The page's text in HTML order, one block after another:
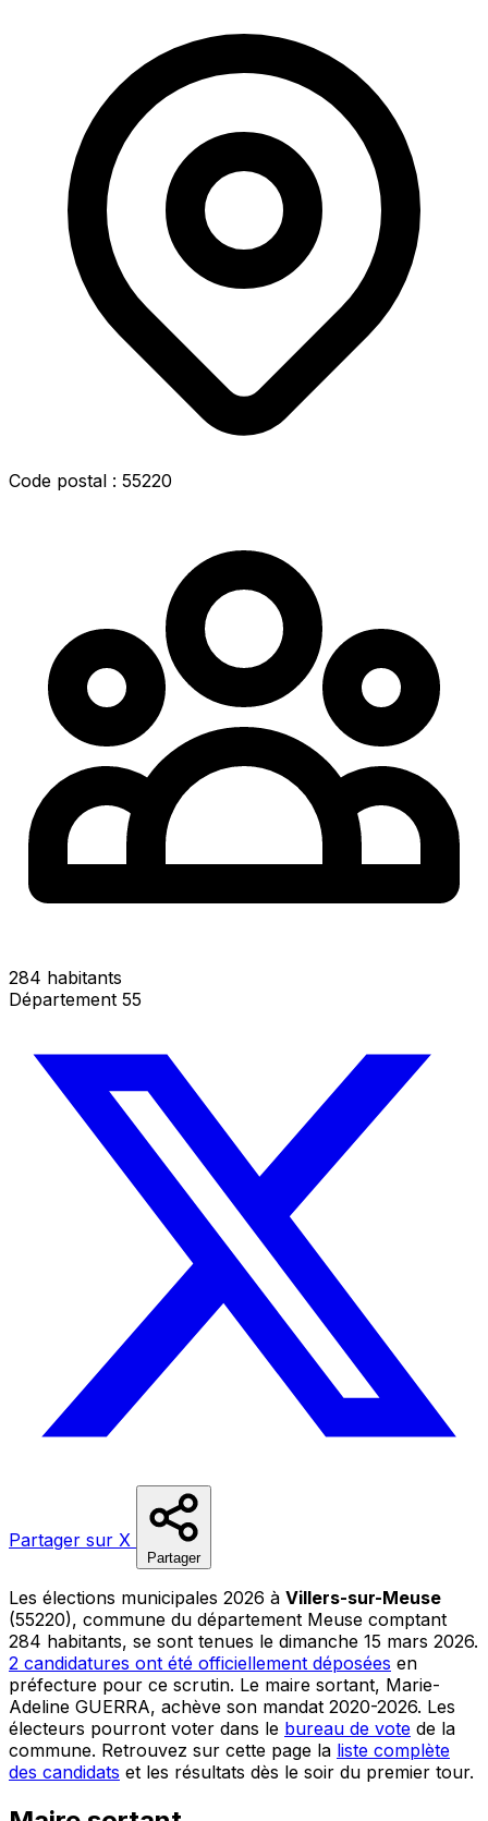
Code postal : 55220
284 habitants
Département 55
Partager sur X
Partager
Les élections municipales 2026 à Villers-sur-Meuse
(55220), commune du département Meuse comptant
284 habitants, se sont tenues le dimanche 15 mars 2026.
2 candidatures ont été officiellement déposées en
préfecture pour ce scrutin. Le maire sortant, Marie-
Adeline GUERRA, achève son mandat 2020-2026. Les
électeurs pourront voter dans le bureau de vote de la
commune. Retrouvez sur cette page la liste complète
des candidats et les résultats dès le soir du premier tour.